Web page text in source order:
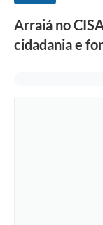
Arraiá no
cidadania e